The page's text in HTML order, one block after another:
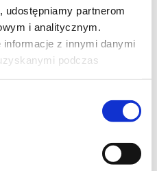
partnerom
i analitycznym.
informacje z innymi danymi
podczas
im się uciec przed
zabójcą, stała ekipa z
Anna Faris i Regina Hall
FILM gdzie wraz z